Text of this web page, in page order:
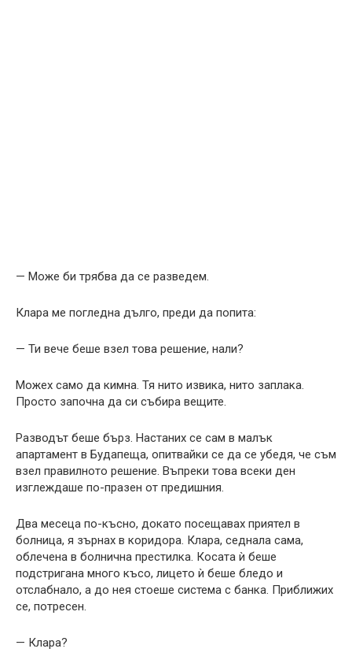
— Може би трябва да се разведем.
Клара ме погледна дълго, преди да попита:
— Ти вече беше взел това решение, нали?
Можех само да кимна. Тя нито извика, нито заплака.
Просто започна да си събира вещите.
Разводът беше бърз. Настаних се сам в малък
апартамент в Будапеща, опитвайки се да се убедя, че съм
взел правилното решение. Въпреки това всеки ден
изглеждаше по-празен от предишния.
Два месеца по-късно, докато посещавах приятел в
болница, я зърнах в коридора. Клара, седнала сама,
облечена в болнична престилка. Косата ѝ беше
подстригана много късо, лицето ѝ беше бледо и
отслабнало, а до нея стоеше система с банка. Приближих
се, потресен.
— Клара?